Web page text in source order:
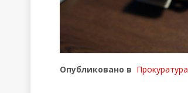
Опубликовано в Прокуратура